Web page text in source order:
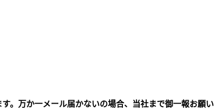
。万か一メール届かないの場合、当社まで御一報お願い